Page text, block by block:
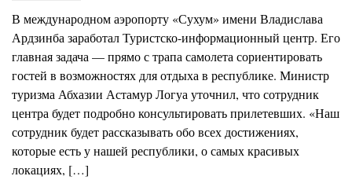
В международном аэропорту «Сухум» имени Владислава
Ардзинба заработал Туристско-информационный центр. Его
главная задача — прямо с трапа самолета сориентировать
гостей в возможностях для отдыха в республике. Министр
туризма Абхазии Астамур Логуа уточнил, что сотрудник
центра будет подробно консультировать прилетевших. «Наш
сотрудник будет рассказывать обо всех достижениях,
которые есть у нашей республики, о самых красивых
локациях, […]